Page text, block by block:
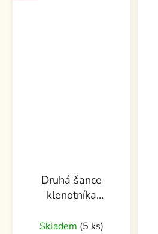
Druhá šance
klenotníka
Skladem (5 ks)